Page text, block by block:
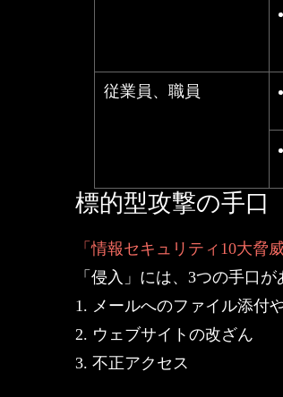
従業員、職員
標的型攻撃の手口
「情報セキュリティ10大脅
「侵入」には、3つの手口が
1. メールへのファイル添付
2. ウェブサイトの改ざん
3. 不正アクセス